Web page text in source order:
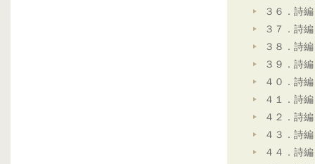
３６．詩
３７．詩
３８．詩
３９．詩
４０．詩
４１．詩
４２．詩
４３．詩
４４．詩